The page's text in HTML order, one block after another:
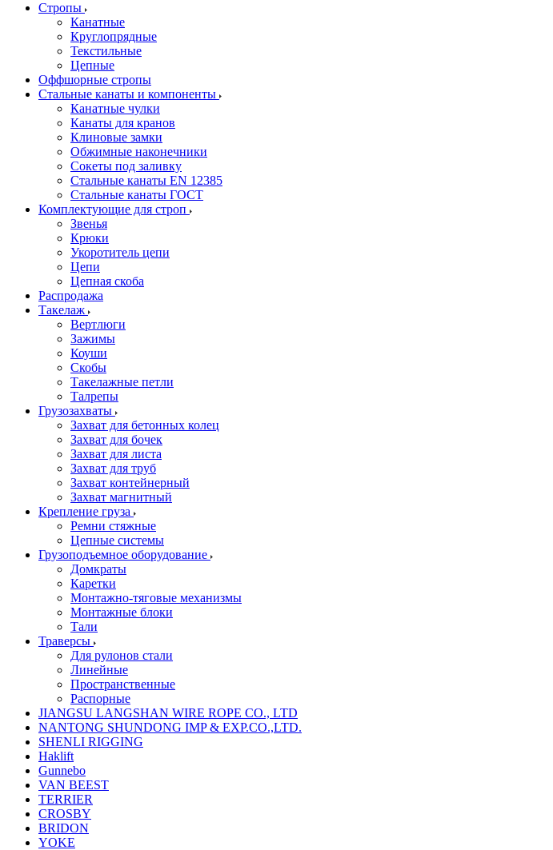
Стропы
Канатные
Круглопрядные
Текстильные
Цепные
Оффшорные стропы
Стальные канаты и компоненты
Канатные чулки
Канаты для кранов
Клиновые замки
Обжимные наконечники
Сокеты под заливку
Стальные канаты EN 12385
Стальные канаты ГОСТ
Комплектующие для строп
Звенья
Крюки
Укоротитель цепи
Цепи
Цепная скоба
Распродажа
Такелаж
Вертлюги
Зажимы
Коуши
Скобы
Такелажные петли
Талрепы
Грузозахваты
Захват для бетонных колец
Захват для бочек
Захват для листа
Захват для труб
Захват контейнерный
Захват магнитный
Крепление груза
Ремни стяжные
Цепные системы
Грузоподъемное оборудование
Домкраты
Каретки
Монтажно-тяговые механизмы
Монтажные блоки
Тали
Траверсы
Для рулонов стали
Линейные
Пространственные
Распорные
JIANGSU LANGSHAN WIRE ROPE CO., LTD
NANTONG SHUNDONG IMP & EXP.CO.,LTD.
SHENLI RIGGING
Haklift
Gunnebo
VAN BEEST
TERRIER
CROSBY
BRIDON
YOKE